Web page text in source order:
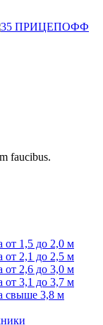
faucibus.
от 1,5 до 2,0 м
от 2,1 до 2,5 м
от 2,6 до 3,0 м
от 3,1 до 3,7 м
свыше 3,8 м